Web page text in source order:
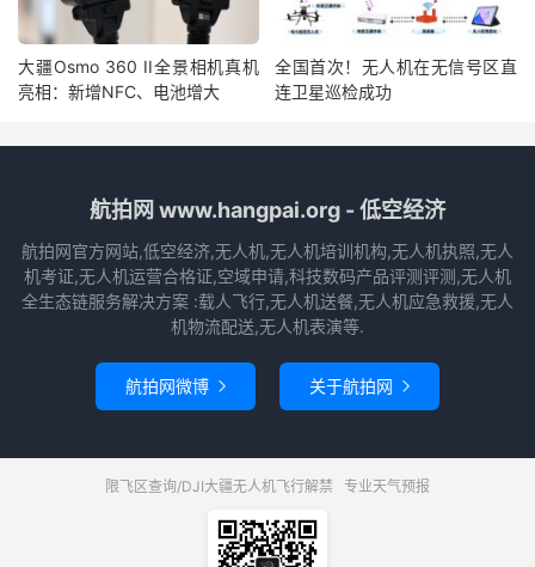
大疆Osmo 360 II全景相机真机
亮相：新增NFC、电池增大
全国首次！无人机在无信号区直
连卫星巡检成功
航拍网 www.hangpai.org - 低空经济
航拍网官方网站,低空经济,无人机,无人机培训机构,无人机执照,无人
机考证,无人机运营合格证,空域申请,科技数码产品评测评测,无人机
全生态链服务解决方案 :载人飞行,无人机送餐,无人机应急救援,无人
机物流配送,无人机表演等.
航拍网微博  关于航拍网 
限飞区查询/DJI大疆无人机飞行解禁 专业天气预报